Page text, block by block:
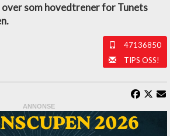
over som hovedtrener for Tunets
47136850
TIPS OSS!